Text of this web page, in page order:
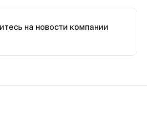
на новости компании